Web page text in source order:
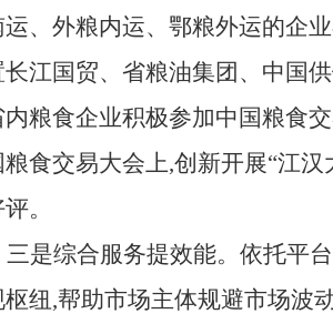
运、外粮内运、鄂粮外运的企
江国贸、省粮油集团、中国
粮食企业积极参加中国粮食
粮食交易大会上,创新开展“江
。
三是综合服务提效能。依托平
枢纽,帮助市场主体规避市场波